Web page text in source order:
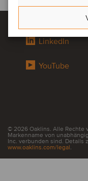
LinkedIn
YouTube
© 2026 Oaklins. Alle Rechte
Markenname von
Inc. verbunden sind. Details
www.oaklins.com/legal.